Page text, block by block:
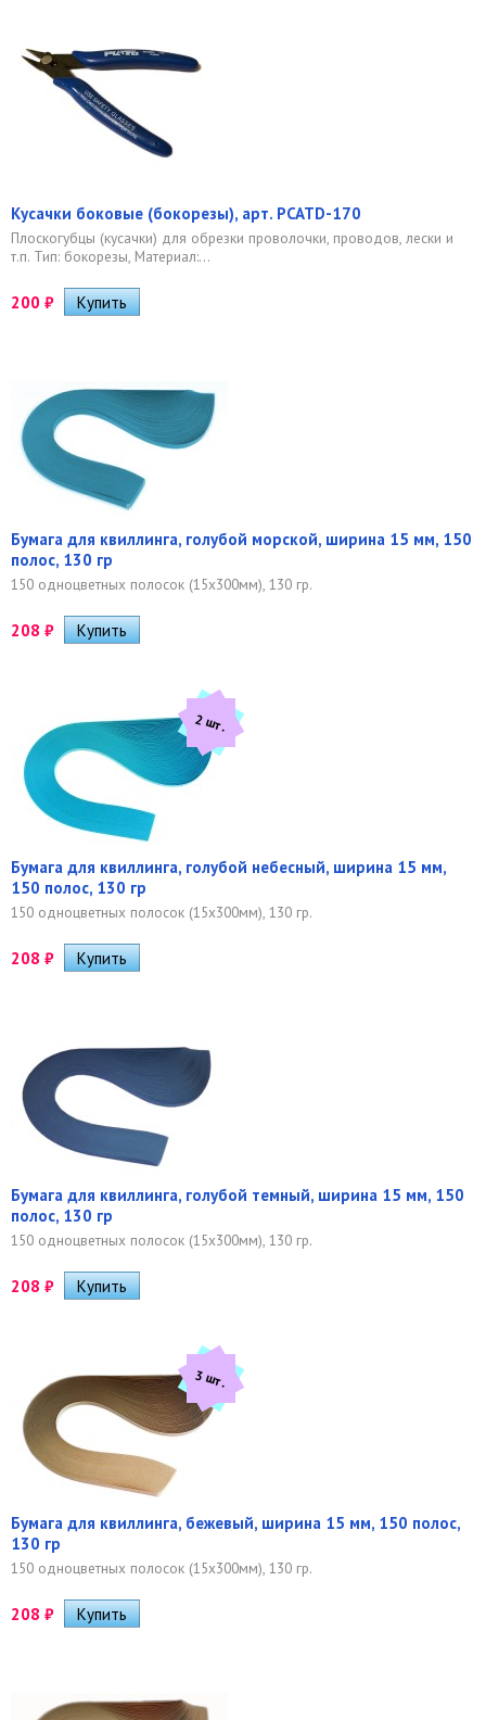
Кусачки боковые (бокорезы), арт. PCATD-170
Плоскогубцы (кусачки) для обрезки проволочки, проводов, лески и
т.п. Тип: бокорезы, Материал:...
200 ₽
Бумага для квиллинга, голубой морской, ширина 15 мм, 150
полос, 130 гр
150 одноцветных полосок (15х300мм), 130 гр.
208 ₽
2 шт.
Бумага для квиллинга, голубой небесный, ширина 15 мм,
150 полос, 130 гр
150 одноцветных полосок (15х300мм), 130 гр.
208 ₽
Бумага для квиллинга, голубой темный, ширина 15 мм, 150
полос, 130 гр
150 одноцветных полосок (15х300мм), 130 гр.
208 ₽
3 шт.
Бумага для квиллинга, бежевый, ширина 15 мм, 150 полос,
130 гр
150 одноцветных полосок (15х300мм), 130 гр.
208 ₽